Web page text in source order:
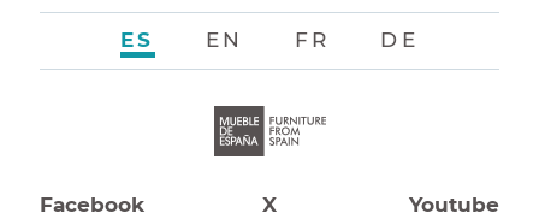
Facebook X Youtube
ES EN FR DE